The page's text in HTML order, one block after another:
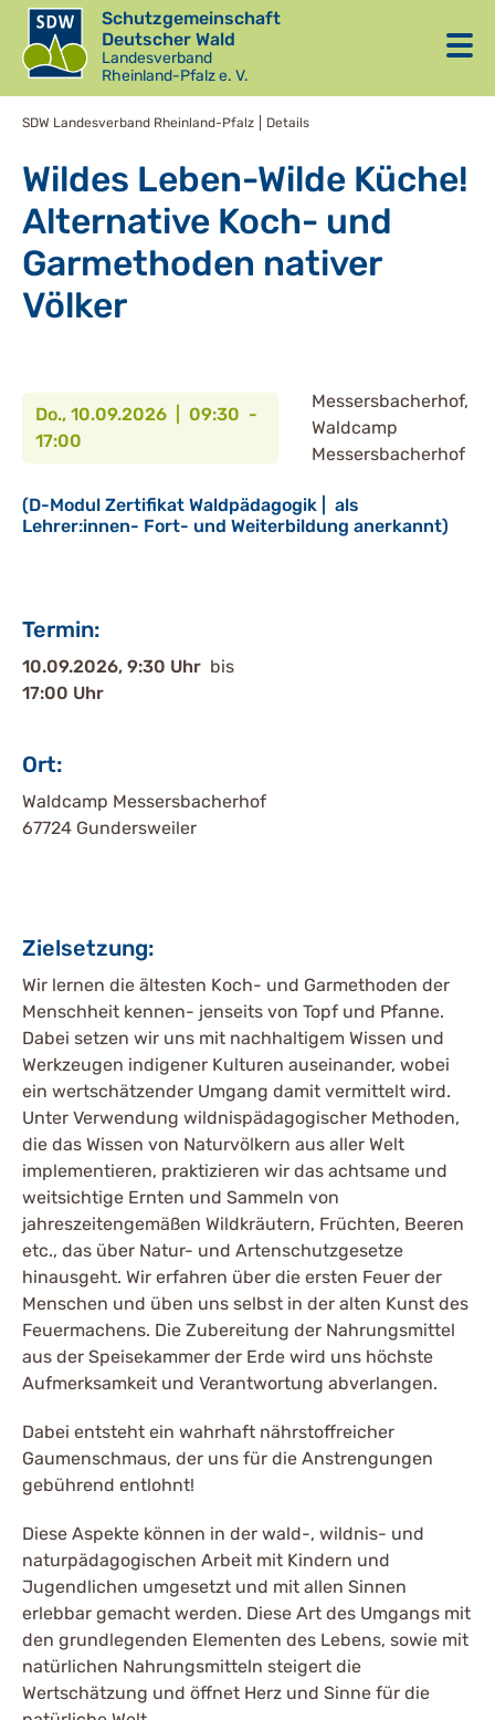
Schutzgemeinschaft
Deutscher Wald
Landesverband
Rheinland-Pfalz e. V.
SDW Landesverband Rheinland-Pfalz Details
Wildes Leben-Wilde Küche!
Alternative Koch- und
Garmethoden nativer
Völker
Do., 10.09.2026 | 09:30 -
17:00
Messersbacherhof,
Waldcamp
Messersbacherhof
(D-Modul Zertifikat Waldpädagogik | als
Lehrer:innen- Fort- und Weiterbildung anerkannt)
Termin:
10.09.2026, 9:30 Uhr bis
17:00 Uhr
Ort:
Waldcamp Messersbacherhof
67724 Gundersweiler
Zielsetzung:
Wir lernen die ältesten Koch- und Garmethoden der
Menschheit kennen- jenseits von Topf und Pfanne.
Dabei setzen wir uns mit nachhaltigem Wissen und
Werkzeugen indigener Kulturen auseinander, wobei
ein wertschätzender Umgang damit vermittelt wird.
Unter Verwendung wildnispädagogischer Methoden,
die das Wissen von Naturvölkern aus aller Welt
implementieren, praktizieren wir das achtsame und
weitsichtige Ernten und Sammeln von
jahreszeitengemäßen Wildkräutern, Früchten, Beeren
etc., das über Natur- und Artenschutzgesetze
hinausgeht. Wir erfahren über die ersten Feuer der
Menschen und üben uns selbst in der alten Kunst des
Feuermachens. Die Zubereitung der Nahrungsmittel
aus der Speisekammer der Erde wird uns höchste
Aufmerksamkeit und Verantwortung abverlangen.
Dabei entsteht ein wahrhaft nährstoffreicher
Gaumenschmaus, der uns für die Anstrengungen
gebührend entlohnt!
Diese Aspekte können in der wald-, wildnis- und
naturpädagogischen Arbeit mit Kindern und
Jugendlichen umgesetzt und mit allen Sinnen
erlebbar gemacht werden. Diese Art des Umgangs mit
den grundlegenden Elementen des Lebens, sowie mit
natürlichen Nahrungsmitteln steigert die
Wertschätzung und öffnet Herz und Sinne für die